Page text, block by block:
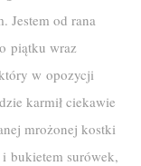
Jestem od rana
piątku wraz
w opozycji
karmił ciekawie
mrożonej kostki
bukietem surówek,